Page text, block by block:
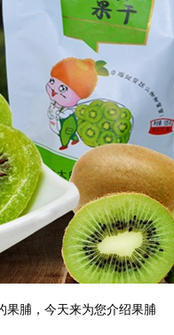
果脯，今天来为您介绍果脯